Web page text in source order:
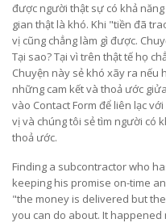
được người thật sự có khả
gian thật là khó. Khi "tiền đã
vị cũng chẳng làm gì được.
Tại sao? Tại vì trên thật tế họ
Chuyện này sẻ khó xãy ra nếu
những cam kết và thoả ước
vào Contact Form để liên lạc
vị và chúng tôi sẻ tìm người có
thoả ước.
Finding a subcontractor who
keeping his promise on-time
"the money is delivered but
you can do about. It happened